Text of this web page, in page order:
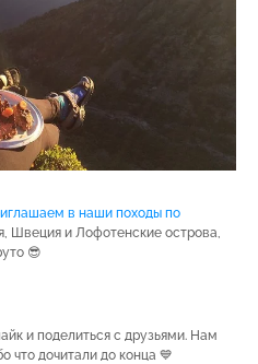
в наши походы по
Швеция и Лофотенские острова,
😎
и поделиться с друзьями. Нам
что дочитали до конца 💙